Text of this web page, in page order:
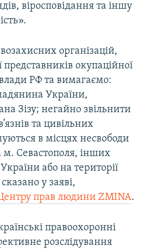
віросповідання та іншу
організацій,
представників окупаційної
РФ та вимагаємо:
України,
Зізу; негайно звільнити
та цивільних
в місцях несвободи
м. Севастополя, інших
або на території
у заяві,
прав людини ZMINA.
правоохоронні
розслідування